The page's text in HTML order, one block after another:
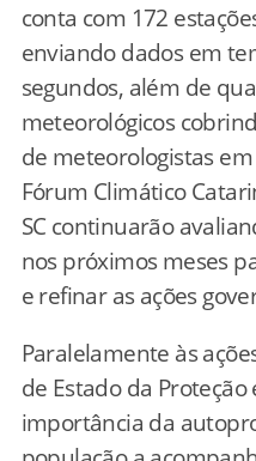
conta com 172
enviando dados em
segundos, além de
meteorológicos
de meteorologistas
Fórum Climático
SC continuarão
nos próximos meses
e refinar as ações
Paralelamente às
de Estado da Proteção
importância da